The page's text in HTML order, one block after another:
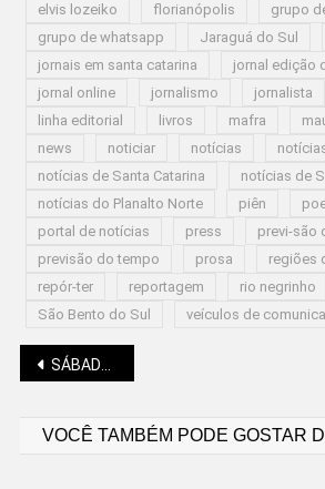
elvis lozeiko
florianópolis
grupo
grupo de whatsapp
Jaraguá do Sul
jornais em santa catarina
jornal edição
jornal online
jornalismo jornalista
linha editorial
livros mafra
news
noticiar notícias
notícias de Santa Catarina
notícias de
notícias do Planalto Norte
piên
portal de notícias
press
previ-são
previsão do tempo
prosa
regiões
repór-ter
reportagem
rio negrinho
São Bento do Sul
veículos de
Navegação
SÁBADO E DOMINGO SEGUEM COM TEMPERATURAS AMENAS NA REGIÃO
VOCÊ TAMBÉM PODE GOSTAR